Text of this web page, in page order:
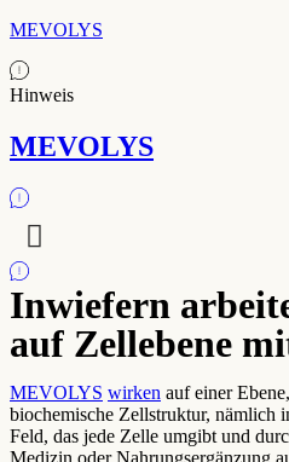
MEVOLYS
Hinweis
MEVOLYS
Inwiefern
auf Zellebene
MEVOLYS wirken auf einer
biochemische Zellstruktur, nämlich
Feld, das jede Zelle umgibt und
Medizin oder Nahrungsergänzung